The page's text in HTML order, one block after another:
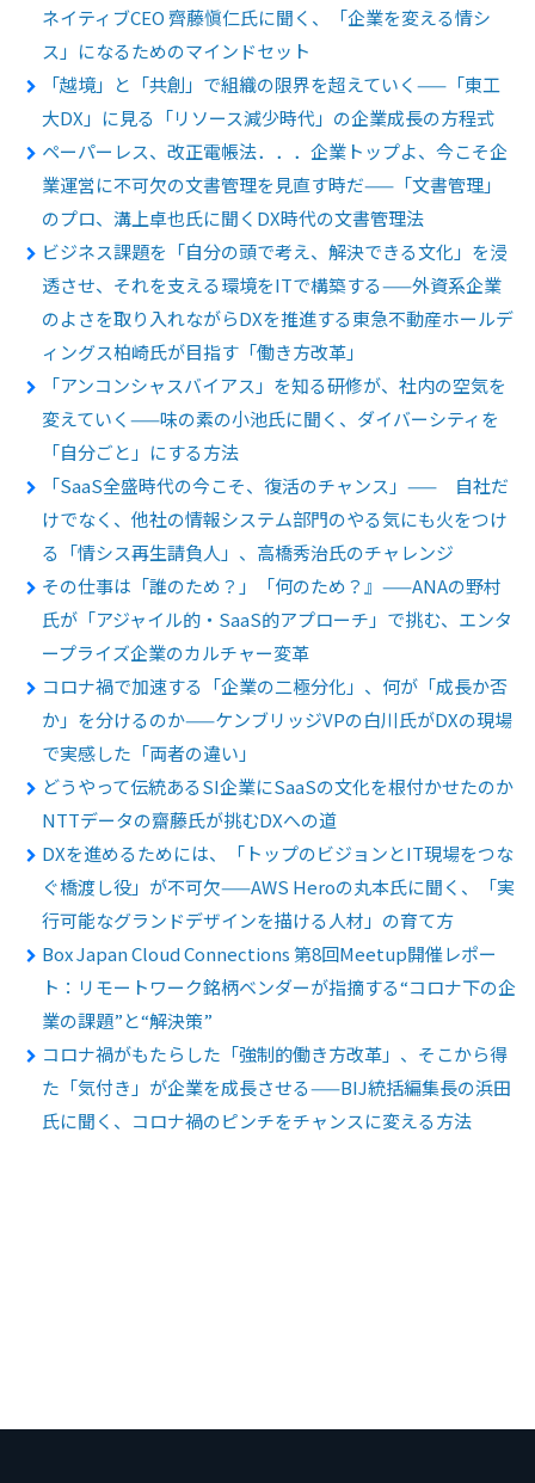
ネイティブCEO 齊藤愼仁氏に聞く、「企業を変える情シ
ス」になるためのマインドセット
「越境」と「共創」で組織の限界を超えていく——「東工
大DX」に見る「リソース減少時代」の企業成長の方程式
ペーパーレス、改正電帳法．．．企業トップよ、今こそ企
業運営に不可欠の文書管理を見直す時だ——「文書管理」
のプロ、溝上卓也氏に聞くDX時代の文書管理法
ビジネス課題を「自分の頭で考え、解決できる文化」を浸
透させ、それを支える環境をITで構築する——外資系企業
のよさを取り入れながらDXを推進する東急不動産ホールデ
ィングス柏崎氏が目指す「働き方改革」
「アンコンシャスバイアス」を知る研修が、社内の空気を
変えていく——味の素の小池氏に聞く、ダイバーシティを
「自分ごと」にする方法
「SaaS全盛時代の今こそ、復活のチャンス」—— 自社だ
けでなく、他社の情報システム部門のやる気にも火をつけ
る「情シス再生請負人」、高橋秀治氏のチャレンジ
その仕事は「誰のため？」「何のため？』——ANAの野村
氏が「アジャイル的・SaaS的アプローチ」で挑む、エンタ
ープライズ企業のカルチャー変革
コロナ禍で加速する「企業の二極分化」、何が「成長か否
か」を分けるのか——ケンブリッジVPの白川氏がDXの現場
で実感した「両者の違い」
どうやって伝統あるSI企業にSaaSの文化を根付かせたのか
NTTデータの齋藤氏が挑むDXへの道
DXを進めるためには、「トップのビジョンとIT現場をつな
ぐ橋渡し役」が不可欠——AWS Heroの丸本氏に聞く、「実
行可能なグランドデザインを描ける人材」の育て方
Box Japan Cloud Connections 第8回Meetup開催レポー
ト：リモートワーク銘柄ベンダーが指摘する“コロナ下の企
業の課題”と“解決策”
コロナ禍がもたらした「強制的働き方改革」、そこから得
た「気付き」が企業を成長させる——BIJ統括編集長の浜田
氏に聞く、コロナ禍のピンチをチャンスに変える方法